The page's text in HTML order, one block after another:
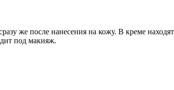
же после нанесения на кожу. В креме
под макияж.